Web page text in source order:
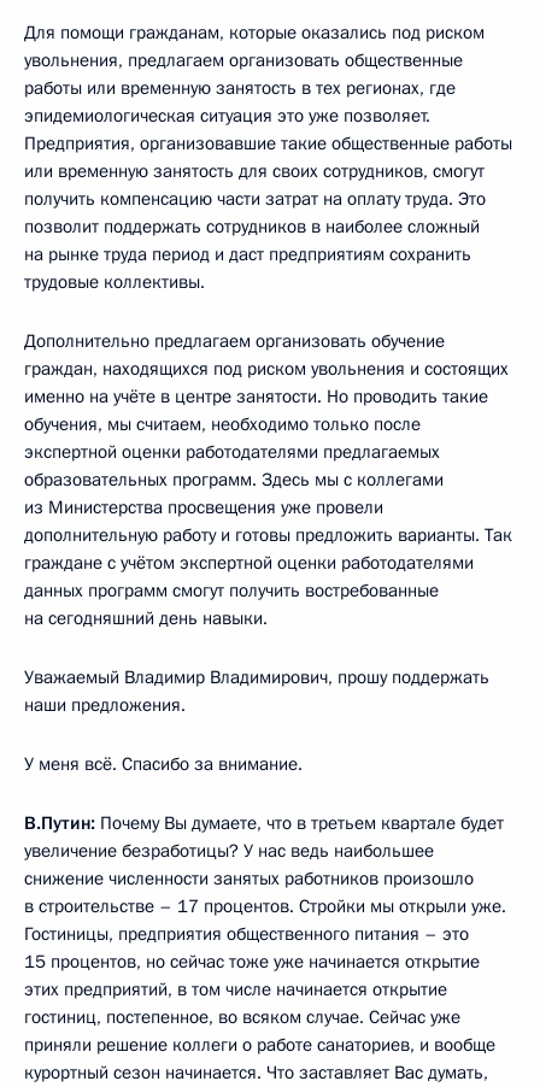
Для помощи гражданам, которые оказались под риском
увольнения, предлагаем организовать общественные
работы или временную занятость в тех регионах, где
эпидемиологическая ситуация это уже позволяет.
Предприятия, организовавшие такие общественные работы
или временную занятость для своих сотрудников, смогут
получить компенсацию части затрат на оплату труда. Это
позволит поддержать сотрудников в наиболее сложный
на рынке труда период и даст предприятиям сохранить
трудовые коллективы.
Дополнительно предлагаем организовать обучение
граждан, находящихся под риском увольнения и состоящих
именно на учёте в центре занятости. Но проводить такие
обучения, мы считаем, необходимо только после
экспертной оценки работодателями предлагаемых
образовательных программ. Здесь мы с коллегами
из Министерства просвещения уже провели
дополнительную работу и готовы предложить варианты. Так
граждане с учётом экспертной оценки работодателями
данных программ смогут получить востребованные
на сегодняшний день навыки.
Уважаемый Владимир Владимирович, прошу поддержать
наши предложения.
У меня всё. Спасибо за внимание.
В.Путин: Почему Вы думаете, что в третьем квартале будет
увеличение безработицы? У нас ведь наибольшее
снижение численности занятых работников произошло
в строительстве – 17 процентов. Стройки мы открыли уже.
Гостиницы, предприятия общественного питания – это
15 процентов, но сейчас тоже уже начинается открытие
этих предприятий, в том числе начинается открытие
гостиниц, постепенное, во всяком случае. Сейчас уже
приняли решение коллеги о работе санаториев, и вообще
курортный сезон начинается. Что заставляет Вас думать,